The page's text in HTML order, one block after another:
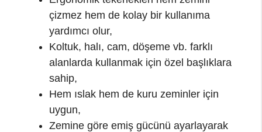
çizmez hem de kolay bir kullanıma
yardımcı olur,
Koltuk, halı, cam, döşeme vb. farklı
alanlarda kullanmak için özel başlıklara
sahip,
Hem ıslak hem de kuru zeminler için
uygun,
Zemine göre emiş gücünü ayarlayarak